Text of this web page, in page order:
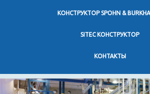
КОНСТРУКТОР SPOHN &
SITEC КОНСТРУКТОР
KОНТАКТЫ